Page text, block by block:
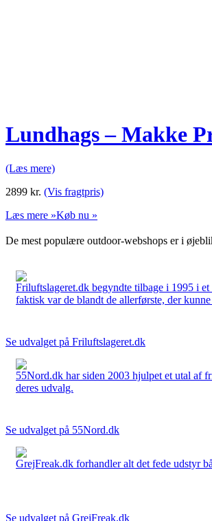
Lundhags – Makke
(Læs mere)
2899 kr. (Vis fragtpris)
Læs mere »Køb nu »
De mest populære outdoor-webshops er i
Friluftslageret.dk begyndte tilbage i 1995 i
faktisk var de blandt de allerførste, der
Se udvalget på Friluftslageret.dk
55Nord.dk har siden 2003 hjulpet et utal af
deres udvalg.
Se udvalget på 55Nord.dk
GrejFreak.dk forhandler alt det fede udstyr
Se udvalget på GrejFreak.dk